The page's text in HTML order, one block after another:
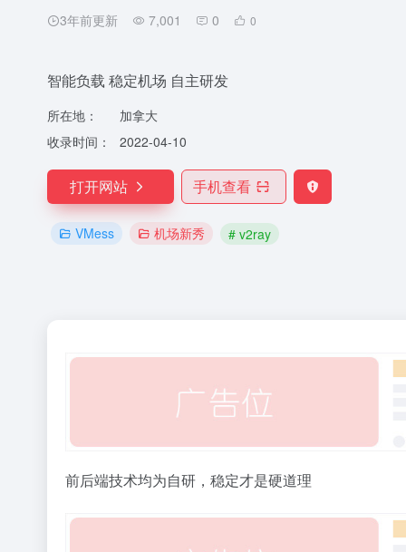
3年前更新 7,001 0 0
智能负载 稳定机场 自主研发
所在地：
加拿大
收录时间：
2022-04-10
打开网站 手机查看
VMess 机场新秀 # v2ray
前后端技术均为自研，稳定才是硬道理